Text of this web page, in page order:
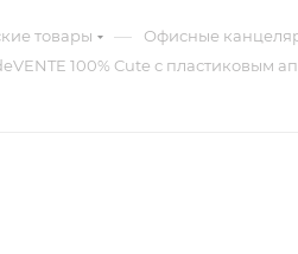
товары — Офисные
100% Cute с пластиковым